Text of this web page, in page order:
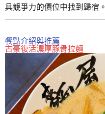
具競爭力的價位中找到歸宿。
餐點介紹與推薦
古豪復活濃厚豚骨拉麵